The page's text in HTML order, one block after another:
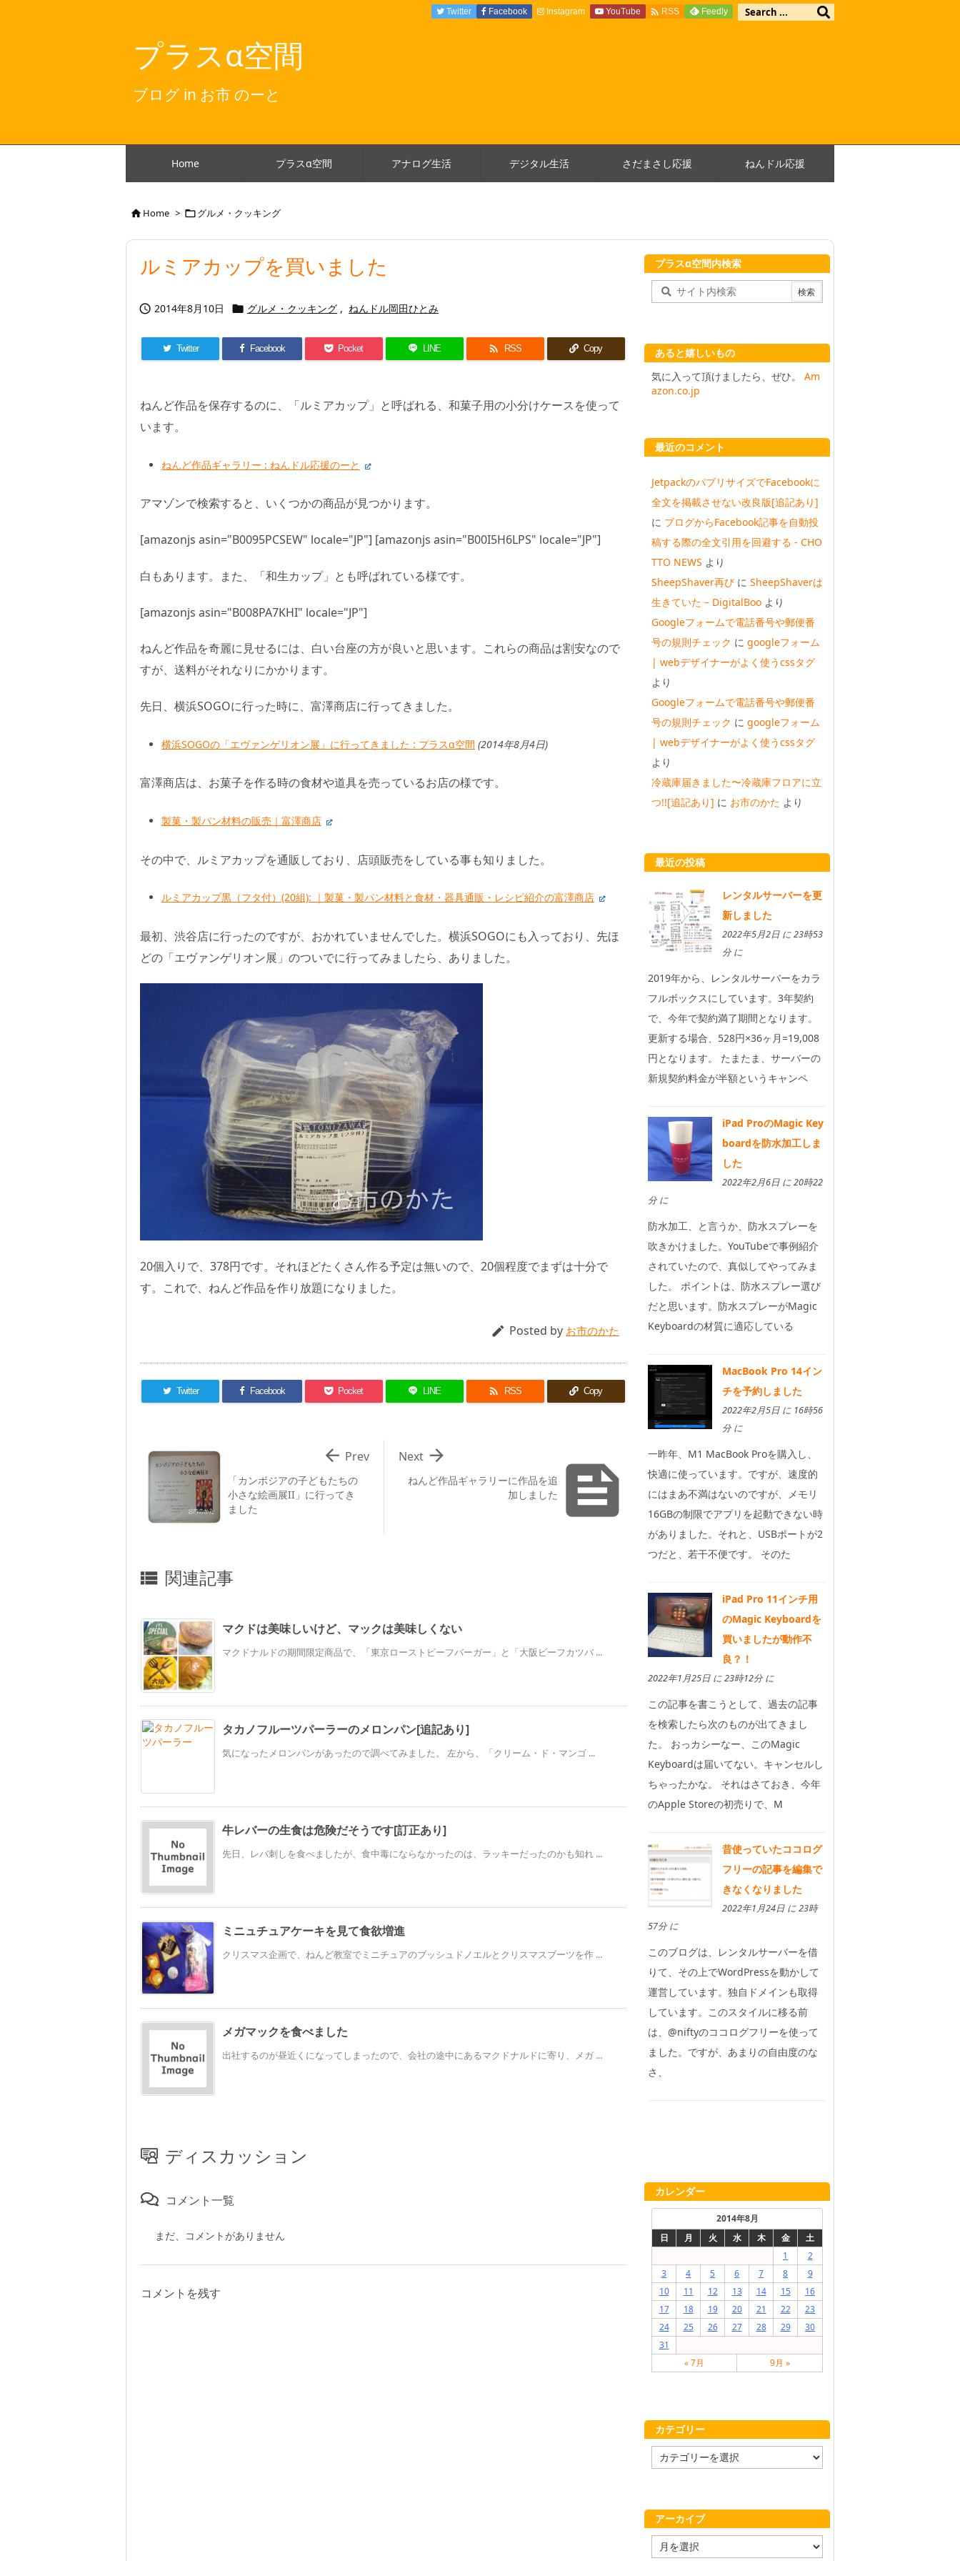
プラスα空間
ブログ in お市 のーと
Home プラスα空間 アナログ生活 デジタル生活 さだまさし応援 ねんドル応援
Twitter Facebook Instagram YouTube  RSS Feedly
Home > グルメ・クッキング
ルミアカップを買いました
 2014年8月10日  グルメ・クッキング , ねんドル岡田ひとみ
Twitter Facebook Pocket LINE  RSS Copy
ねんど作品を保存するのに、「ルミアカップ」と呼ばれる、和菓子用の小分けケースを使って
います。
ねんど作品ギャラリー : ねんドル応援のーと
アマゾンで検索すると、いくつかの商品が見つかります。
[amazonjs asin="B0095PCSEW" locale="JP"] [amazonjs asin="B00I5H6LPS" locale="JP"]
白もあります。また、「和生カップ」とも呼ばれている様です。
[amazonjs asin="B008PA7KHI" locale="JP"]
ねんど作品を奇麗に見せるには、白い台座の方が良いと思います。これらの商品は割安なので
すが、送料がそれなりにかかります。
先日、横浜SOGOに行った時に、富澤商店に行ってきました。
横浜SOGOの「エヴァンゲリオン展」に行ってきました : プラスα空間 (2014年8月4日)
富澤商店は、お菓子を作る時の食材や道具を売っているお店の様です。
製菓・製パン材料の販売｜富澤商店
その中で、ルミアカップを通販しており、店頭販売をしている事も知りました。
ルミアカップ黒（フタ付）(20組): ｜製菓・製パン材料と食材・器具通販・レシピ紹介の富澤商店
最初、渋谷店に行ったのですが、おかれていませんでした。横浜SOGOにも入っており、先ほ
どの「エヴァンゲリオン展」のついでに行ってみましたら、ありました。
20個入りで、378円です。それほどたくさん作る予定は無いので、20個程度でまずは十分で
す。これで、ねんど作品を作り放題になりました。
 Posted by お市のかた
Twitter Facebook Pocket LINE  RSS Copy

ねんど作品ギャラリーに作品を追
加しました

Next
「カンボジアの子どもたちの
小さな絵画展II」に行ってき
ました
 Prev
 関連記事
マクドは美味しいけど、マックは美味しくない
マクドナルドの期間限定商品で、「東京ローストビーフバーガー」と「大阪ビーフカツバ ...
タカノフルーツパーラーのメロンパン[追記あり]
気になったメロンパンがあったので調べてみました。 左から、「クリーム・ド・マンゴ ...
牛レバーの生食は危険だそうです[訂正あり]
先日、レバ刺しを食べましたが、食中毒にならなかったのは、ラッキーだったのかも知れ ...
ミニュチュアケーキを見て食欲増進
クリスマス企画で、ねんど教室でミニチュアのブッシュドノエルとクリスマスブーツを作 ...
メガマックを食べました
出社するのが昼近くになってしまったので、会社の途中にあるマクドナルドに寄り、メガ ...
ディスカッション
コメント一覧
まだ、コメントがありません
コメントを残す
プラスα空間内検索
あると嬉しいもの
気に入って頂けましたら、ぜひ。 Am
azon.co.jp
最近のコメント
JetpackのパブリサイズでFacebookに
全文を掲載させない改良版[追記あり]
に ブログからFacebook記事を自動投
稿する際の全文引用を回避する - CHO
TTO NEWS より
SheepShaver再び に SheepShaverは
生きていた – DigitalBoo より
Googleフォームで電話番号や郵便番
号の規則チェック に googleフォーム
| webデザイナーがよく使うcssタグ
より
Googleフォームで電話番号や郵便番
号の規則チェック に googleフォーム
| webデザイナーがよく使うcssタグ
より
冷蔵庫届きました〜冷蔵庫フロアに立
つ!![追記あり] に お市のかた より
最近の投稿
レンタルサーバーを更
新しました
2022年5月2日 に 23時53
分 に
2019年から、レンタルサーバーをカラ
フルボックスにしています。3年契約
で、今年で契約満了期間となります。
更新する場合、528円×36ヶ月=19,008
円となります。 たまたま、サーバーの
新規契約料金が半額というキャンペ
iPad ProのMagic Key
boardを防水加工しま
した
2022年2月6日 に 20時22
分 に
防水加工、と言うか、防水スプレーを
吹きかけました。YouTubeで事例紹介
されていたので、真似してやってみま
した。 ポイントは、防水スプレー選び
だと思います。防水スプレーがMagic
Keyboardの材質に適応している
MacBook Pro 14イン
チを予約しました
2022年2月5日 に 16時56
分 に
一昨年、M1 MacBook Proを購入し、
快適に使っています。ですが、速度的
にはまあ不満はないのですが、メモリ
16GBの制限でアプリを起動できない時
がありました。それと、USBポートが2
つだと、若干不便です。 そのた
iPad Pro 11インチ用
のMagic Keyboardを
買いましたが動作不
良？！
2022年1月25日 に 23時12分 に
この記事を書こうとして、過去の記事
を検索したら次のものが出てきまし
た。 おっカシーなー、このMagic
Keyboardは届いてない。キャンセルし
ちゃったかな。 それはさておき、今年
のApple Storeの初売りで、M
昔使っていたココログ
フリーの記事を編集で
きなくなりました
2022年1月24日 に 23時
57分 に
このブログは、レンタルサーバーを借
りて、その上でWordPressを動かして
運営しています。独自ドメインも取得
しています。このスタイルに移る前
は、@niftyのココログフリーを使って
ました。ですが、あまりの自由度のな
さ、
カレンダー
2014年8月
日
月 火 水 木 金
土
1
2
3
4 5 6 7 8
9
10
11 12 13 14 15
16
17
18 19 20 21 22
23
24
25 26 27 28 29
30
31
« 7月
9月 »
カテゴリー
テ
ー
アーカイブ
ー